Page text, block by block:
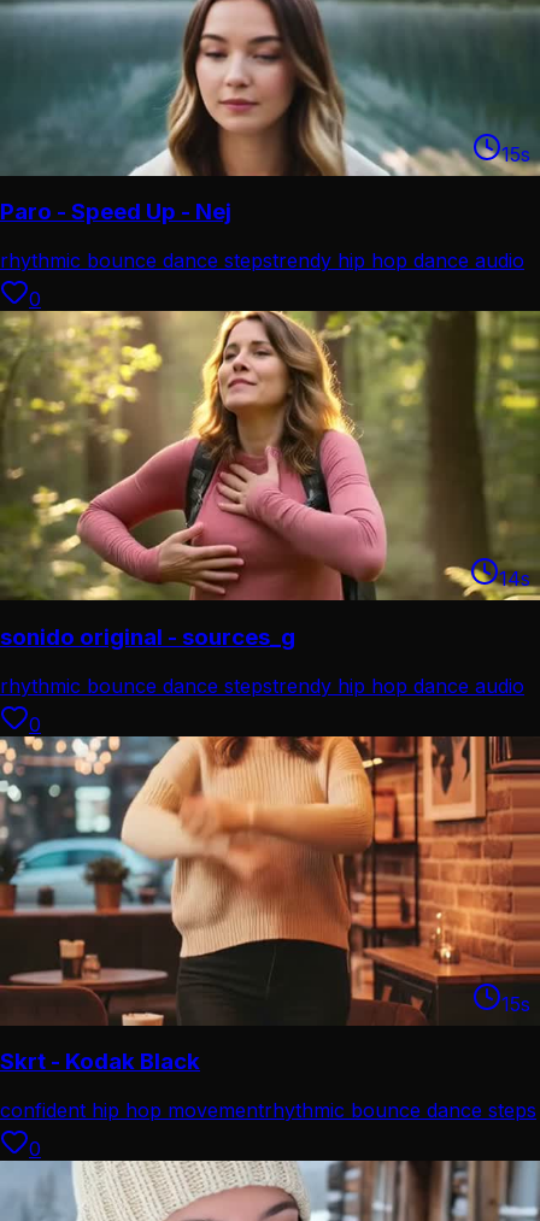
15s
Paro - Speed Up - Nej
rhythmic bounce dance stepstrendy hip hop dance audio
0
14s
sonido original - sources_g
rhythmic bounce dance stepstrendy hip hop dance audio
0
15s
Skrt - Kodak Black
confident hip hop movementrhythmic bounce dance steps
0